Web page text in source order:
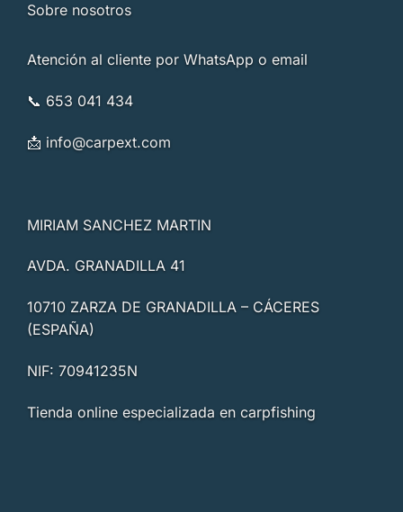
Sobre nosotros
Atención al cliente por WhatsApp o email
📞 653 041 434
📩 info@carpext.com
MIRIAM SANCHEZ MARTIN
AVDA. GRANADILLA 41
10710 ZARZA DE GRANADILLA – CÁCERES
(ESPAÑA)
NIF: 70941235N
Tienda online especializada en carpfishing